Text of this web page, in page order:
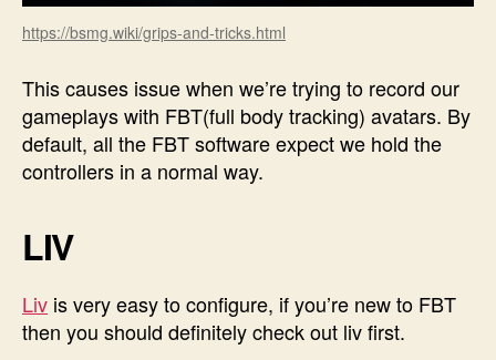
https://bsmg.wiki/grips-and-tricks.html
This causes issue when we’re trying to record our
gameplays with FBT(full body tracking) avatars. By
default, all the FBT software expect we hold the
controllers in a normal way.
LIV
Liv is very easy to configure, if you’re new to FBT
then you should definitely check out liv first.